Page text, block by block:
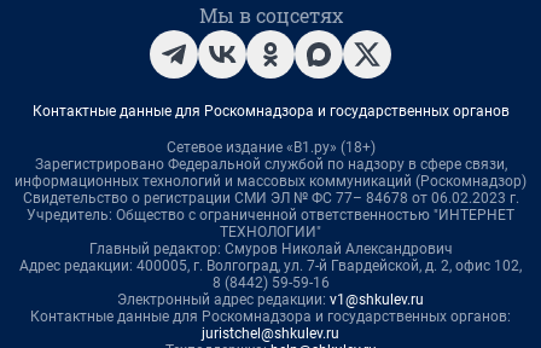
Мы в соцсетях
Контактные данные для Роскомнадзора и государственных органов
Сетевое издание «В1.ру» (18+)
Зарегистрировано Федеральной службой по надзору в сфере связи,
информационных технологий и массовых коммуникаций (Роскомнадзор)
Свидетельство о регистрации СМИ ЭЛ № ФС 77– 84678 от 06.02.2023 г.
Учредитель: Общество с ограниченной ответственностью "ИНТЕРНЕТ
ТЕХНОЛОГИИ"
Главный редактор: Смуров Николай Александрович
Адрес редакции: 400005, г. Волгоград, ул. 7-й Гвардейской, д. 2, офис 102,
8 (8442) 59-59-16
Электронный адрес редакции: v1@shkulev.ru
Контактные данные для Роскомнадзора и государственных органов:
juristchel@shkulev.ru